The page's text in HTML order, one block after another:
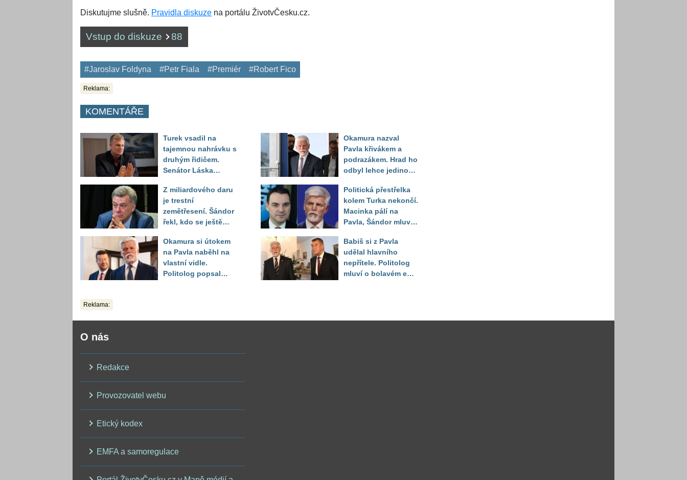
Diskutujme slušně. Pravidla diskuze na portálu ŽivotvČesku.cz.
Vstup do diskuze 88
#Jaroslav Foldyna #Petr Fiala #Premiér #Robert Fico
Reklama:
KOMENTÁŘE
Turek vsadil na
tajemnou nahrávku s
druhým řidičem.
Senátor Láska
může celý příběh
otočit
Z miliardového daru
je trestní
zemětřesení. Šándor
řekl, kdo se ještě
Okamura si útokem
na Pavla naběhl na
vlastní vidle.
Politolog popsal
Okamura nazval
Pavla křivákem a
podrazákem. Hrad ho
odbyl lehce jedinou
vysvětlil proč
Politická přestřelka
kolem Turka nekončí.
Macinka pálí na
Pavla, Šándor mluví
poplatníkovi
Babiš si z Pavla
udělal hlavního
nepřítele. Politolog
mluví o bolavém egu
Reklama:
O nás
Redakce
Provozovatel webu
Etický kodex
EMFA a samoregulace